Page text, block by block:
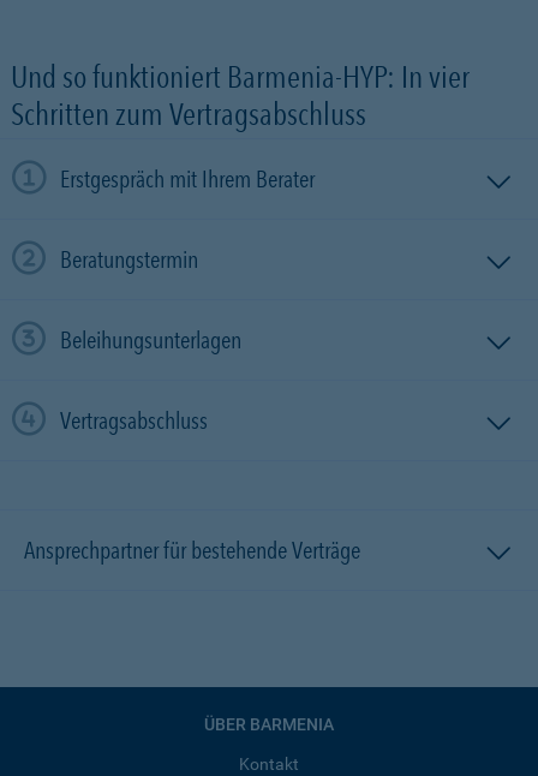
Und so funktioniert Barmenia-HYP: In vier
Schritten zum Vertragsabschluss
Erstgespräch mit Ihrem Berater
Beratungstermin
Beleihungsunterlagen
Vertragsabschluss
Ansprechpartner für bestehende Verträge
ÜBER BARMENIA
Kontakt